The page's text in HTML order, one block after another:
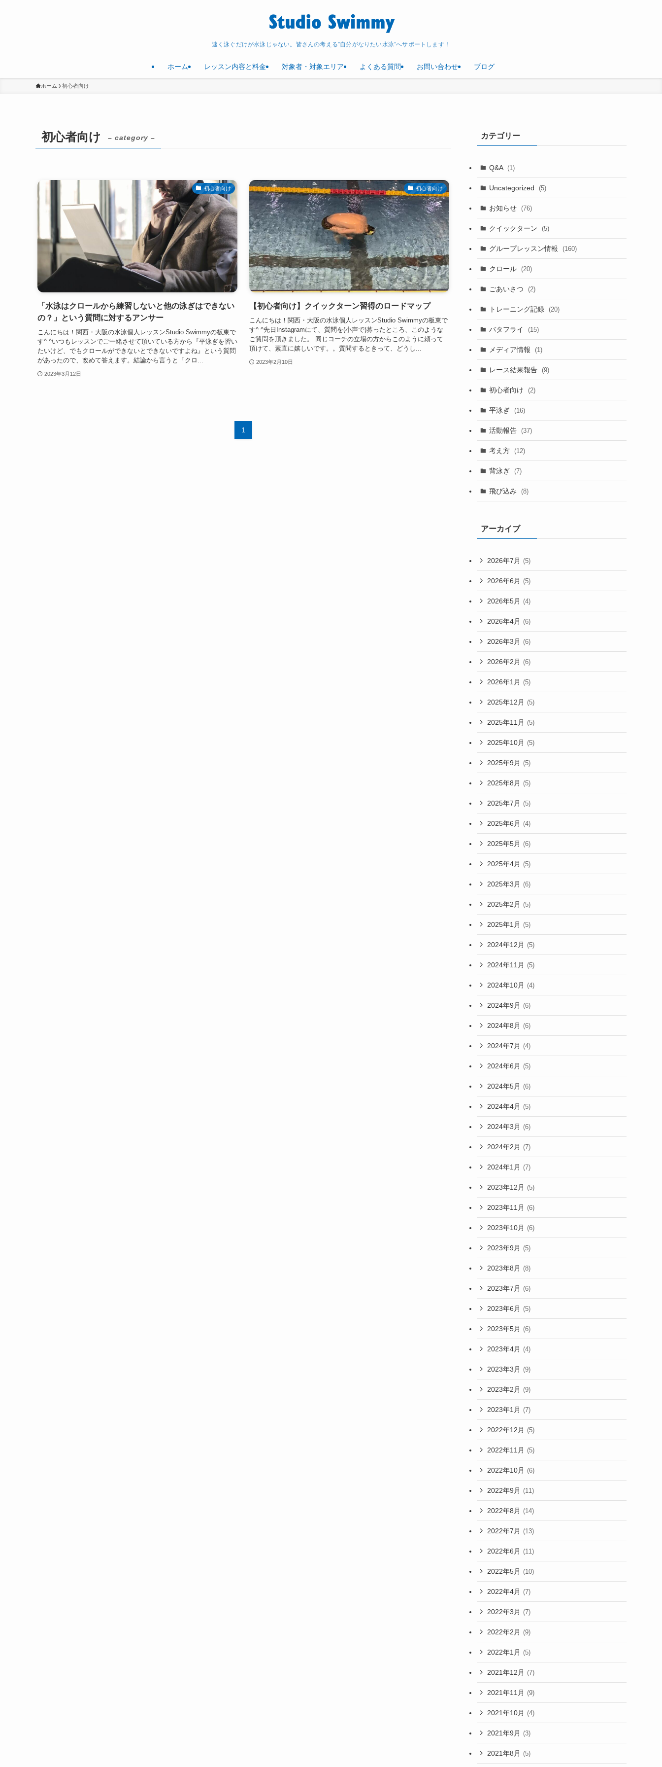
速く泳ぐだけが水泳じゃない。皆さんの考える”自分がなりたい水泳”へサポートします！
ホーム レッスン内容と料金 対象者・対象エリア よくある質問 お問い合わせ ブログ
ホーム 初心者向け
初心者向け – category –
初心者向け
「水泳はクロールから練習しないと他の泳ぎはできない
の？」という質問に対するアンサー
こんにちは！関西・大阪の水泳個人レッスンStudio Swimmyの板東で
す^ ^いつもレッスンでご一緒させて頂いている方から『平泳ぎを習い
たいけど、でもクロールができないとできないですよね』という質問
があったので、改めて答えます。結論から言うと「クロ...
2023年3月12日
初心者向け
【初心者向け】クイックターン習得のロードマップ
こんにちは！関西・大阪の水泳個人レッスンStudio Swimmyの板東で
す^ ^先日Instagramにて、質問を(小声で)募ったところ、このような
ご質問を頂きました。 同じコーチの立場の方からこのように頼って
頂けて、素直に嬉しいです。。質問するときって、どうし...
2023年2月10日
1
カテゴリー
Q&A (1)
Uncategorized (5)
お知らせ (76)
クイックターン (5)
グループレッスン情報 (160)
クロール (20)
ごあいさつ (2)
トレーニング記録 (20)
バタフライ (15)
メディア情報 (1)
レース結果報告 (9)
初心者向け (2)
平泳ぎ (16)
活動報告 (37)
考え方 (12)
背泳ぎ (7)
飛び込み (8)
アーカイブ
2026年7月 (5)
2026年6月 (5)
2026年5月 (4)
2026年4月 (6)
2026年3月 (6)
2026年2月 (6)
2026年1月 (5)
2025年12月 (5)
2025年11月 (5)
2025年10月 (5)
2025年9月 (5)
2025年8月 (5)
2025年7月 (5)
2025年6月 (4)
2025年5月 (6)
2025年4月 (5)
2025年3月 (6)
2025年2月 (5)
2025年1月 (5)
2024年12月 (5)
2024年11月 (5)
2024年10月 (4)
2024年9月 (6)
2024年8月 (6)
2024年7月 (4)
2024年6月 (5)
2024年5月 (6)
2024年4月 (5)
2024年3月 (6)
2024年2月 (7)
2024年1月 (7)
2023年12月 (5)
2023年11月 (6)
2023年10月 (6)
2023年9月 (5)
2023年8月 (8)
2023年7月 (6)
2023年6月 (5)
2023年5月 (6)
2023年4月 (4)
2023年3月 (9)
2023年2月 (9)
2023年1月 (7)
2022年12月 (5)
2022年11月 (5)
2022年10月 (6)
2022年9月 (11)
2022年8月 (14)
2022年7月 (13)
2022年6月 (11)
2022年5月 (10)
2022年4月 (7)
2022年3月 (7)
2022年2月 (9)
2022年1月 (5)
2021年12月 (7)
2021年11月 (9)
2021年10月 (4)
2021年9月 (3)
2021年8月 (5)